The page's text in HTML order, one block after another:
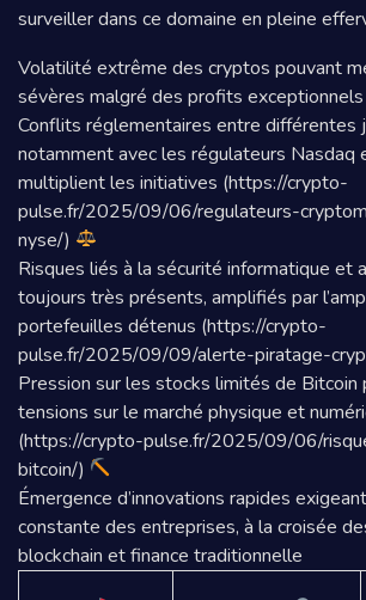
surveiller dans ce domaine en pleine
Volatilité extrême des cryptos pouvant
sévères malgré des profits exceptionnels
Conflits réglementaires entre différentes
notamment avec les régulateurs Nasdaq
multiplient les initiatives (https://crypto-
pulse.fr/2025/09/06/regulateurs-
nyse/)
Risques liés à la sécurité informatique et
toujours très présents, amplifiés par
portefeuilles détenus (https://crypto-
pulse.fr/2025/09/09/alerte-piratage-
Pression sur les stocks limités de Bitcoin
tensions sur le marché physique et
(https://crypto-pulse.fr/2025/09/06/
bitcoin/)
Émergence d’innovations rapides
constante des entreprises, à la croisée
blockchain et finance traditionnelle